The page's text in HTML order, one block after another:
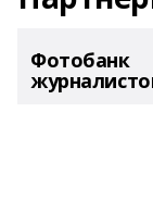
Фотобанк